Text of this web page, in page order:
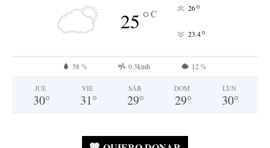
25°C 26°
23.4°
58 % 0.3kmh 12 %
JUE
30°
VIE
31°
SÁB
29°
DOM
29°
LUN
30°